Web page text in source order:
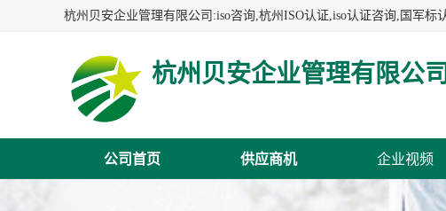
杭州贝安企业管理有限公司
公司首页 供应商机 企业视频